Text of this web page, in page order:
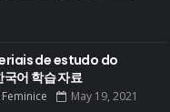
de estudo do
어 학습 자료
May 19, 2021